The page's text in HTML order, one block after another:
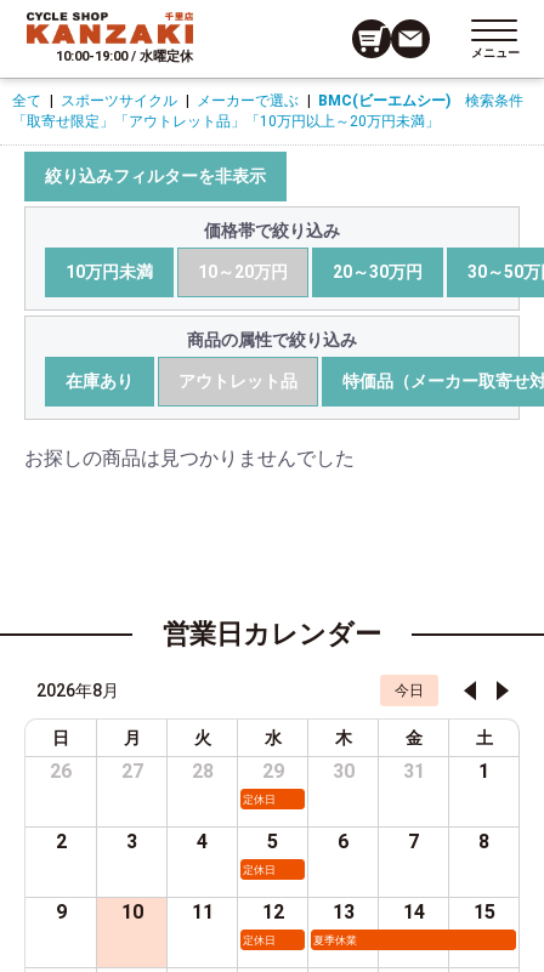
10:00-19:00 / 水曜定休 メニュー
全て スポーツサイクル メーカーで選ぶ BMC(ビーエムシー) 検索条件
「取寄せ限定」
「アウトレット品」 「10万円以上～20万円未満」
絞り込みフィルターを非表示
価格帯で絞り込み
10万円未満 10～20万円 20～30万円 30～50万
商品の属性で絞り込み
在庫あり アウトレット品 特価品（メーカー取寄せ
お探しの商品は見つかりませんでした
営業日カレンダー
2026年8月 今日
日 月 火 水 木 金 土
26 27 28 29
定休日
30 31 1
2 3 4 5
定休日
6 7 8
9 10 11 12
定休日
13
夏季休業
14 15